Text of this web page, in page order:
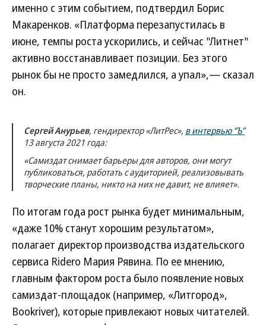
именно с этим событием, подтвердил Борис
Макаренков. «Платформа перезапустилась в
июне, темпы роста ускорились, и сейчас "Литнет"
активно восстанавливает позиции. Без этого
рынок бы не просто замедлился, а упал»,— сказал
он.
Сергей Анурьев, гендиректор «ЛитРес», в интервью “Ъ”
13 августа 2021 года:
«Самиздат снимает барьеры для авторов, они могут
публиковаться, работать с аудиторией, реализовывать
творческие планы, никто на них не давит, не влияет».
По итогам года рост рынка будет минимальным,
«даже 10% станут хорошим результатом»,
полагает директор производства издательского
сервиса Ridero Мария Рявина. По ее мнению,
главным фактором роста было появление новых
самиздат-площадок (например, «Литгород»,
Bookriver), которые привлекают новых читателей.